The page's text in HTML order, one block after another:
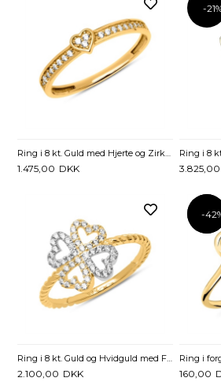
Ring i 8 kt. Guld med Hjerte og Zirkoniasten
1.475,00 DKK
-
3.825,00
Ring i 8 kt. Guld og Hvidguld med Firkløver og Zirkonia
2.100,00 DKK
-
-
Ring i
160,00